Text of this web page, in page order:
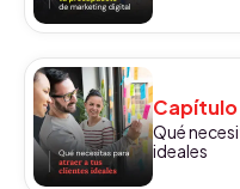
Capítulo
Qué
ideales